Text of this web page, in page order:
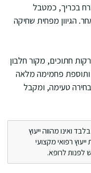
בכריך, כמטבל
הגיוון מפחית שחיקה
חתוכים, מקור חלבון
ותוספת פחמימה מלאה
טעימה, ומקבל
ואינו מהווה ייעוץ
רפואי מקצועי
לפנות לרופא.